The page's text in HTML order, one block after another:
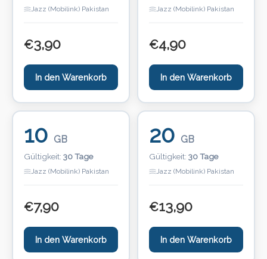
Jazz (Mobilink) Pakistan
€3,90
In den Warenkorb
Jazz (Mobilink) Pakistan
€4,90
In den Warenkorb
10 GB
Gültigkeit: 30 Tage
Jazz (Mobilink) Pakistan
€7,90
In den Warenkorb
20 GB
Gültigkeit: 30 Tage
Jazz (Mobilink) Pakistan
€13,90
In den Warenkorb